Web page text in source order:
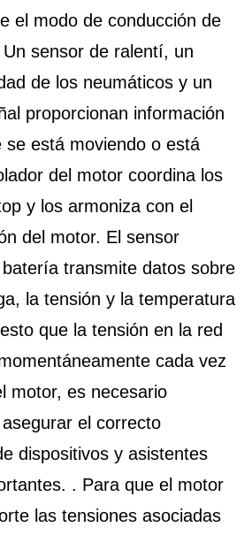
el modo de conducción de
sensor de ralentí, un
de los neumáticos y un
proporcionan información
se está moviendo o está
del motor coordina los
y los armoniza con el
del motor. El sensor
transmite datos sobre
la tensión y la temperatura
que la tensión en la red
cada vez
motor, es necesario
el correcto
dispositivos y asistentes
. Para que el motor
las tensiones asociadas